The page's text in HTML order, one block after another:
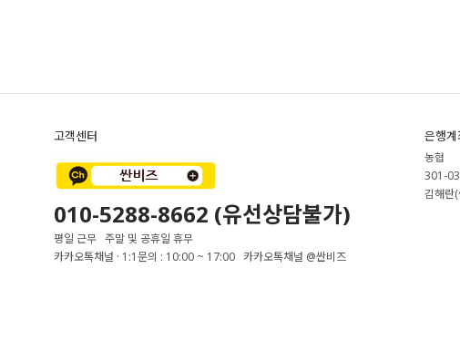
고객센터
010-5288-8662 (유선상담불가)
평일 근무 주말 및 공휴일 휴무
카카오톡채널 · 1:1문의 : 10:00 ~ 17:00 카카오톡채널 @싼비즈
은행계
농협
301-
김해란